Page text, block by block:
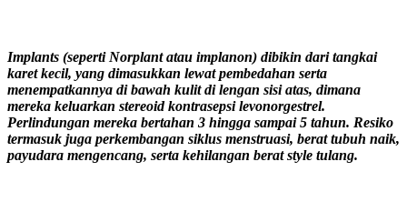
Implants (seperti Norplant atau implanon) dibikin dari tangkai
karet kecil, yang dimasukkan lewat pembedahan serta
menempatkannya di bawah kulit di lengan sisi atas, dimana
mereka keluarkan stereoid kontrasepsi levonorgestrel.
Perlindungan mereka bertahan 3 hingga sampai 5 tahun. Resiko
termasuk juga perkembangan siklus menstruasi, berat tubuh naik,
payudara mengencang, serta kehilangan berat style tulang.